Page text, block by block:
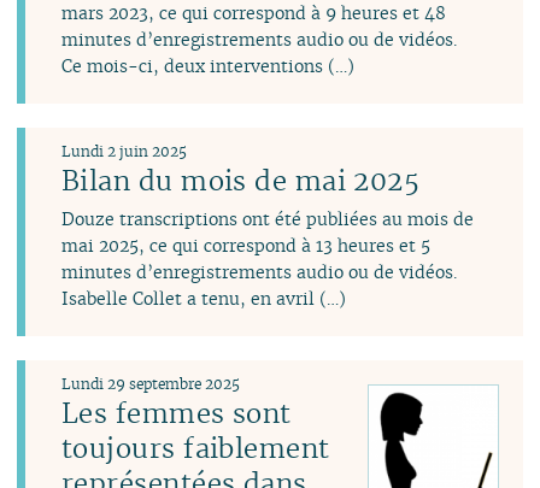
mars 2023, ce qui correspond à 9 heures et 48
minutes d’enregistrements audio ou de vidéos.
Ce mois-ci, deux interventions (…)
Bilan du mois de mai 2025
Lundi 2 juin 2025
Douze transcriptions ont été publiées au mois de
mai 2025, ce qui correspond à 13 heures et 5
minutes d’enregistrements audio ou de vidéos.
Isabelle Collet a tenu, en avril (…)
Les femmes sont
toujours faiblement
Lundi 29 septembre 2025